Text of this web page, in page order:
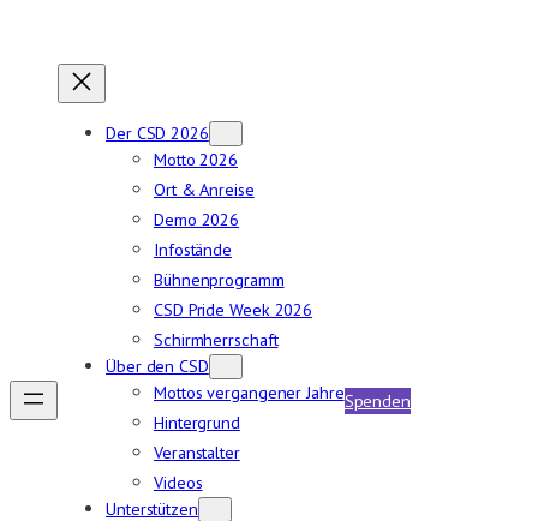
Der CSD 2026
Motto 2026
Ort & Anreise
Demo 2026
Infostände
Bühnenprogramm
CSD Pride Week 2026
Schirmherrschaft
Über den CSD
Mottos vergangener Jahre
Hintergrund
Veranstalter
Videos
Unterstützen
Spenden